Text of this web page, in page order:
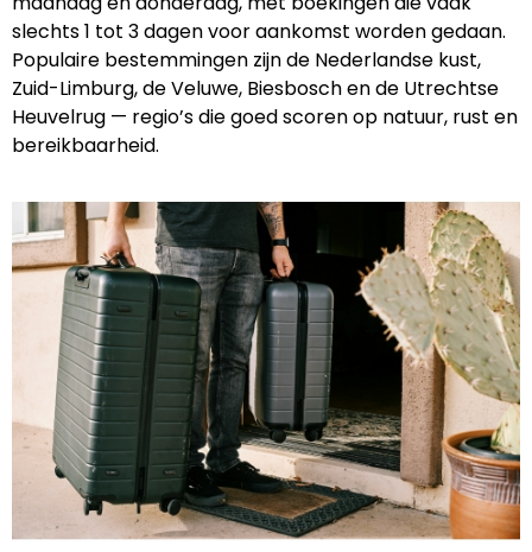
slechts 1 tot 3 dagen voor aankomst worden gedaan.
Populaire bestemmingen zijn de Nederlandse kust,
Zuid-Limburg, de Veluwe, Biesbosch en de Utrechtse
Heuvelrug — regio’s die goed scoren op natuur, rust en
bereikbaarheid.